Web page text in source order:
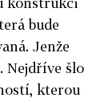
bude
Jenže
Nejdříve šlo
kterou